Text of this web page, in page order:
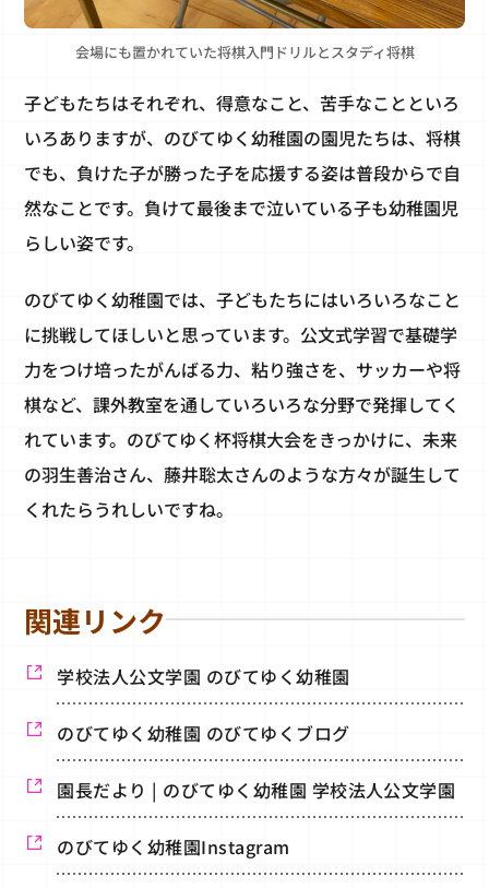
会場にも置かれていた将棋入門ドリルとスタディ将棋
子どもたちはそれぞれ、得意なこと、苦手なことといろ
いろありますが、のびてゆく幼稚園の園児たちは、将棋
でも、負けた子が勝った子を応援する姿は普段からで自
然なことです。負けて最後まで泣いている子も幼稚園児
らしい姿です。
のびてゆく幼稚園では、子どもたちにはいろいろなこと
に挑戦してほしいと思っています。公文式学習で基礎学
力をつけ培ったがんばる力、粘り強さを、サッカーや将
棋など、課外教室を通していろいろな分野で発揮してく
れています。のびてゆく杯将棋大会をきっかけに、未来
の羽生善治さん、藤井聡太さんのような方々が誕生して
くれたらうれしいですね。
関連リンク
学校法人公文学園 のびてゆく幼稚園
のびてゆく幼稚園 のびてゆくブログ
園長だより | のびてゆく幼稚園 学校法人公文学園
のびてゆく幼稚園Instagram